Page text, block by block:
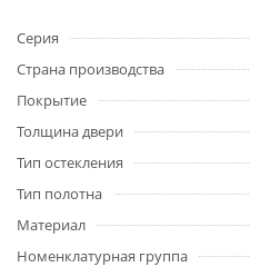
Серия
Страна производства
Покрытие
Толщина двери
Тип остекления
Тип полотна
Материал
Номенклатурная группа